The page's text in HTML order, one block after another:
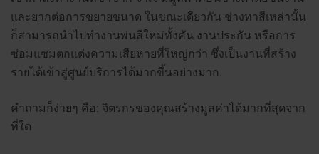
และยากต่อการขยายขนาด ในขณะเดียวกัน ช่างทาสีเหล่านั้น
ก็สามารถนำไปทำงานพ่นสีใหม่ทั้งคัน งานประกัน หรือการ
ซ่อมแซมตกแต่งความเสียหายที่ใหญ่กว่า ซึ่งเป็นงานที่สร้าง
รายได้เข้าสู่ศูนย์บริการได้มากขึ้นอย่างมาก.
คำถามก็ง่ายๆ คือ: จิตรกรของคุณสร้างมูลค่าได้มากที่สุดจาก
ที่ใด